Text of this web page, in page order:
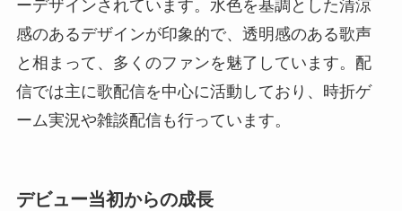
ーデザインされています。水色を基調とした清涼
感のあるデザインが印象的で、透明感のある歌声
と相まって、多くのファンを魅了しています。配
信では主に歌配信を中心に活動しており、時折ゲ
ーム実況や雑談配信も行っています。
デビュー当初からの成長